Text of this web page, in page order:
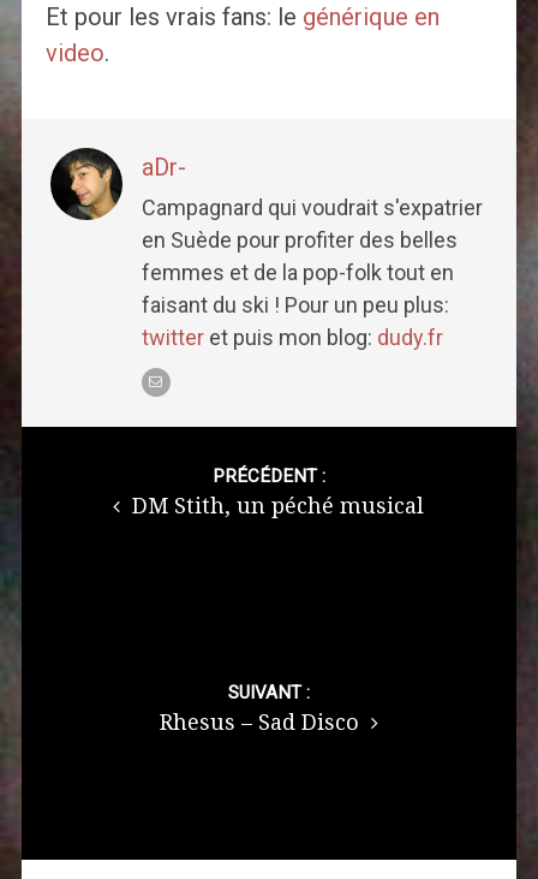
Et pour les vrais fans: le générique en
video.
aDr-
Campagnard qui voudrait s'expatrier
en Suède pour profiter des belles
femmes et de la pop-folk tout en
faisant du ski ! Pour un peu plus:
twitteret puis mon blog: dudy.fr
PRÉCÉDENT :
DM Stith, un péché musical
SUIVANT :
Rhesus – Sad Disco